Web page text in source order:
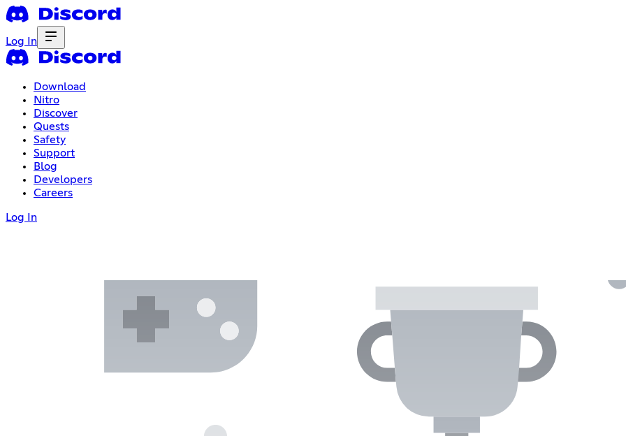
Log In
Download
Nitro
Discover
Quests
Safety
Support
Blog
Developers
Careers
Log In